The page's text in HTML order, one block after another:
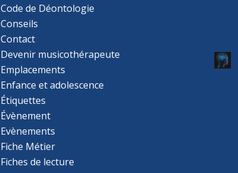
Code de Déontologie
Conseils
Contact
Devenir musicothérapeute
Emplacements
Enfance et adolescence
Étiquettes
Évènement
Evènements
Fiche Métier
Fiches de lecture